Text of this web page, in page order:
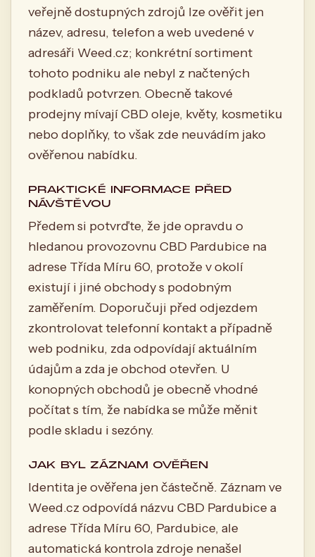
veřejně dostupných zdrojů lze ověřit jen
název, adresu, telefon a web uvedené v
adresáři Weed.cz; konkrétní sortiment
tohoto podniku ale nebyl z načtených
podkladů potvrzen. Obecně takové
prodejny mívají CBD oleje, květy, kosmetiku
nebo doplňky, to však zde neuvádím jako
ověřenou nabídku.
PRAKTICKÉ INFORMACE PŘED
NÁVŠTĚVOU
Předem si potvrďte, že jde opravdu o
hledanou provozovnu CBD Pardubice na
adrese Třída Míru 60, protože v okolí
existují i jiné obchody s podobným
zaměřením. Doporučuji před odjezdem
zkontrolovat telefonní kontakt a případně
web podniku, zda odpovídají aktuálním
údajům a zda je obchod otevřen. U
konopných obchodů je obecně vhodné
počítat s tím, že nabídka se může měnit
podle skladu i sezóny.
JAK BYL ZÁZNAM OVĚŘEN
Identita je ověřena jen částečně. Záznam ve
Weed.cz odpovídá názvu CBD Pardubice a
adrese Třída Míru 60, Pardubice, ale
automatická kontrola zdroje nenašel